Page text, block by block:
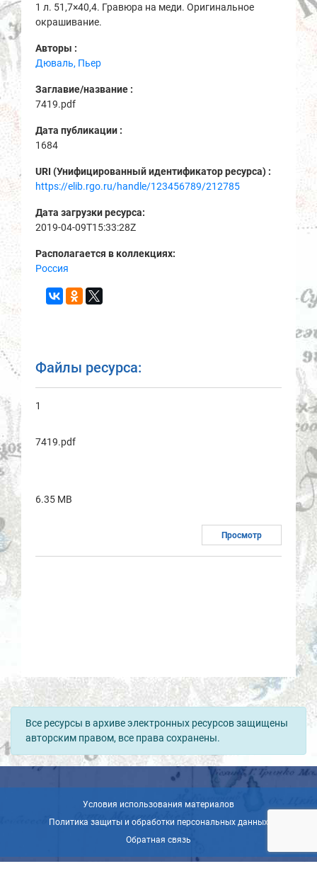
1 л. 51,7×40,4. Гравюра на меди. Оригинальное
окрашивание.
Авторы :
Дюваль, Пьер
Заглавие/название :
7419.pdf
Дата публикации :
1684
URI (Унифицированный идентификатор ресурса) :
https://elib.rgo.ru/handle/123456789/212785
Дата загрузки ресурса:
2019-04-09T15:33:28Z
Располагается в коллекциях:
Россия
Файлы ресурса:
1
7419.pdf
6.35 MB
Просмотр
Все ресурсы в архиве электронных ресурсов защищены
авторским правом, все права сохранены.
Условия использования материалов
Политика защиты и обработки персональных данных
Обратная связь